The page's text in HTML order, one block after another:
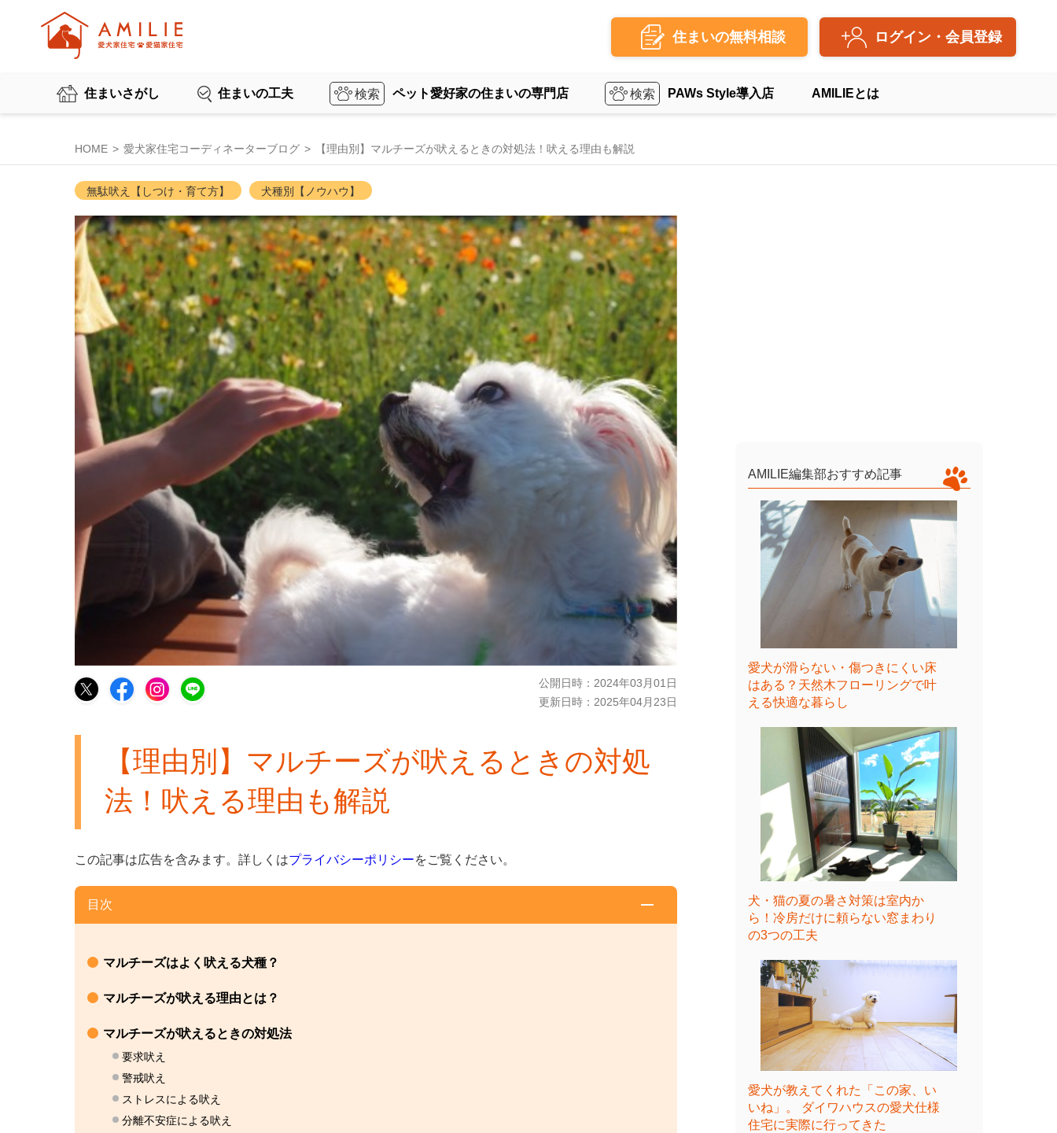
住まいの無料相談 ログイン・会員登録
住まいさがし 住まいの工夫 ペット愛好家の住まいの専門店 PAWs Style導入店 AMILIEとは
HOME 愛犬家住宅コーディネーターブログ 【理由別】マルチーズが吠えるときの対処法！吠える理由も解説
無駄吠え【しつけ・育て方】 犬種別【ノウハウ】
公開日時： 2024年03月01日
更新日時： 2025年04月23日
【理由別】マルチーズが吠えるときの対処
法！吠える理由も解説
この記事は広告を含みます。 詳しくはプライバシーポリシーをご覧ください。
目次
マルチーズはよく吠える犬種？
マルチーズが吠える理由とは？
マルチーズが吠えるときの対処法
要求吠え
警戒吠え
ストレスによる吠え
分離不安症による吠え
AMILIE編集部おすすめ記事
愛犬が滑らない・傷つきにくい床
はある？天然木フローリングで叶
える快適な暮らし
犬・猫の夏の暑さ対策は室内か
ら！冷房だけに頼らない窓まわり
の3つの工夫
愛犬が教えてくれた「この家、い
いね」。 ダイワハウスの愛犬仕様
住宅に実際に行ってきた